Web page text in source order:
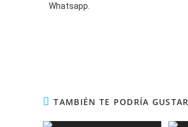
Whatsapp.
TAMBIÉN TE PODRÍA GUSTAR